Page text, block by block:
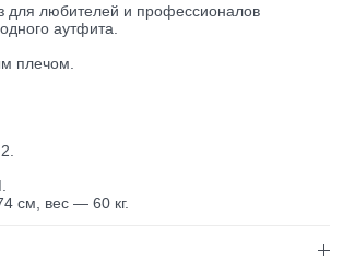
для любителей и профессионалов
аутфита.
плечом.
см, вес — 60 кг.